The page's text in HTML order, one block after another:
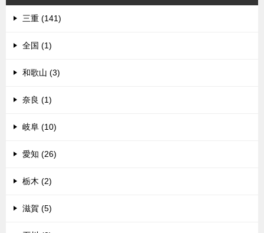
三重 (141)
全国 (1)
和歌山 (3)
奈良 (1)
岐阜 (10)
愛知 (26)
栃木 (2)
滋賀 (5)